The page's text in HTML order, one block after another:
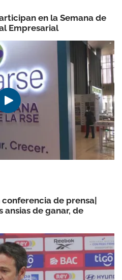
en la Semana de
Empresarial
de prensa|
ansias de ganar, de